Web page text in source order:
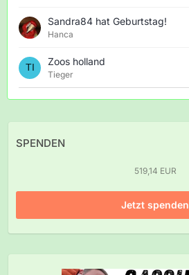
Sandra84 hat Geburtstag!
Hanca
Zoos holland
Tieger
SPENDEN
519,14 EUR
Jetzt spenden